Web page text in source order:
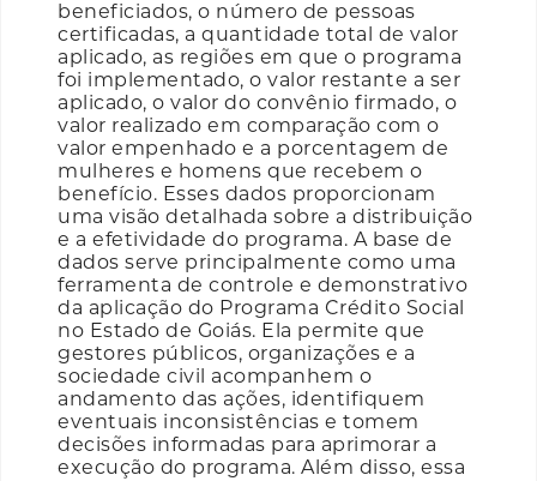
beneficiados, o número de pessoas
certificadas, a quantidade total de valor
aplicado, as regiões em que o programa
foi implementado, o valor restante a ser
aplicado, o valor do convênio firmado, o
valor realizado em comparação com o
valor empenhado e a porcentagem de
mulheres e homens que recebem o
benefício. Esses dados proporcionam
uma visão detalhada sobre a distribuição
e a efetividade do programa. A base de
dados serve principalmente como uma
ferramenta de controle e demonstrativo
da aplicação do Programa Crédito Social
no Estado de Goiás. Ela permite que
gestores públicos, organizações e a
sociedade civil acompanhem o
andamento das ações, identifiquem
eventuais inconsistências e tomem
decisões informadas para aprimorar a
execução do programa. Além disso, essa